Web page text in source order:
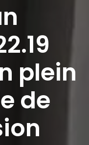
plein
de